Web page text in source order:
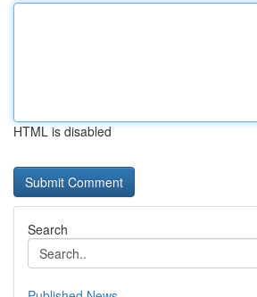
HTML is disabled
Search